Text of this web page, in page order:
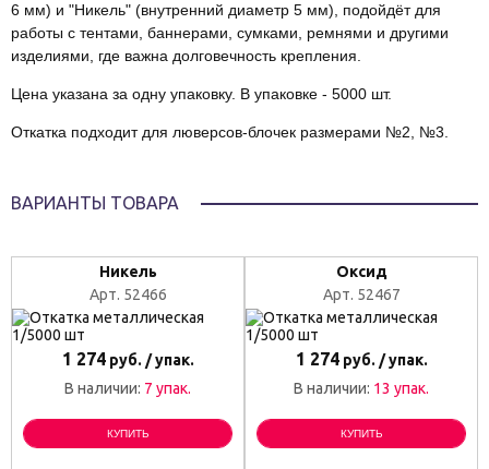
6 мм) и "Никель" (внутренний диаметр 5 мм), подойдёт для
работы с тентами, баннерами, сумками, ремнями и другими
изделиями, где важна долговечность крепления.
Цена указана за одну упаковку. В упаковке - 5000 шт.
Откатка подходит для люверсов-блочек размерами №2, №3.
ВАРИАНТЫ ТОВАРА
Никель
Арт. 52466
1 274руб. / упак.
В наличии: 7 упак.
КУПИТЬ
Оксид
Арт. 52467
1 274руб. / упак.
В наличии: 13 упак.
КУПИТЬ